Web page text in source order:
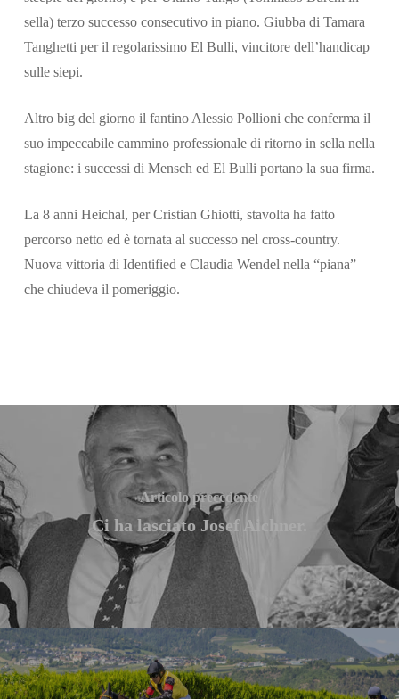
sella) terzo successo consecutivo in piano. Giubba di Tamara
Tanghetti per il regolarissimo El Bulli, vincitore dell’handicap
sulle siepi.
Altro big del giorno il fantino Alessio Pollioni che conferma il
suo impeccabile cammino professionale di ritorno in sella nella
stagione: i successi di Mensch ed El Bulli portano la sua firma.
La 8 anni Heichal, per Cristian Ghiotti, stavolta ha fatto
percorso netto ed è tornata al successo nel cross-country.
Nuova vittoria di Identified e Claudia Wendel nella “piana”
che chiudeva il pomeriggio.
Articolo precedente
Ci ha lasciato Josef Aichner.